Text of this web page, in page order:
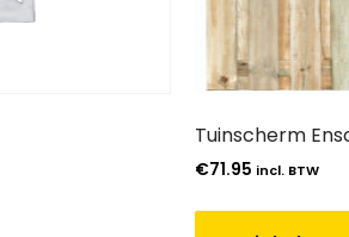
Tuinscherm
€71.95 incl. BTW